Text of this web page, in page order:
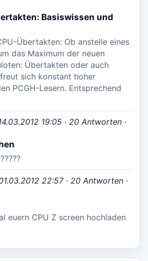
Basiswissen und
Übertakten: Ob anstelle eines
das Maximum der neuen
Übertakten oder auch
sich konstant hoher
PCGH-Lesern. Entsprechend
19:05 · 20 Antworten ·
22:57 · 20 Antworten ·
euern CPU Z screen hochladen